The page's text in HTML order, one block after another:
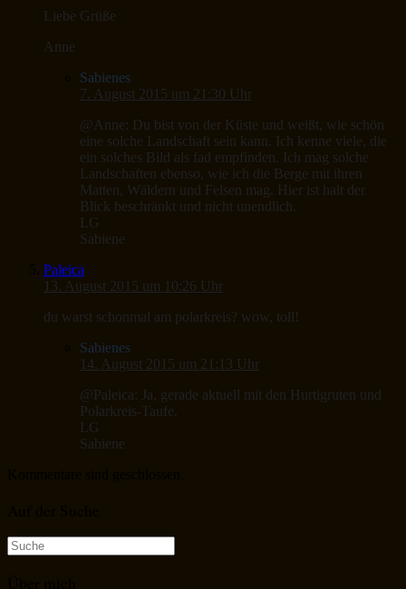
Liebe Grüße
Anne
Sabienes
7. August 2015 um 21:30 Uhr
@Anne: Du bist von der Küste und weißt, wie schön
eine solche Landschaft sein kann. Ich kenne viele, die
ein solches Bild als fad empfinden. Ich mag solche
Landschaften ebenso, wie ich die Berge mit ihren
Matten, Wäldern und Felsen mag. Hier ist halt der
Blick beschränkt und nicht unendlich.
LG
Sabiene
Paleica
13. August 2015 um 10:26 Uhr
du warst schonmal am polarkreis? wow, toll!
Sabienes
14. August 2015 um 21:13 Uhr
@Paleica: Ja, gerade aktuell mit den Hurtigruten und
Polarkreis-Taufe.
LG
Sabiene
Suche
nach: